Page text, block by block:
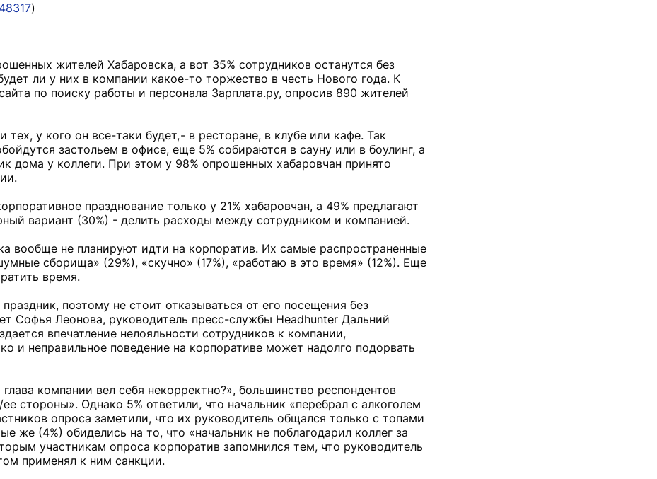
)
жителей Хабаровска, а вот 35% сотрудников останутся без
ли у них в компании какое-то торжество в честь Нового года. К
по поиску работы и персонала Зарплата.ру, опросив 890 жителей
у кого он все-таки будет, - в ресторане, в клубе или кафе. Так
застольем в офисе, еще 5% собираются в сауну или в боулинг, а
дома у коллеги. При этом у 98% опрошенных хабаровчан принято
празднование только у 21% хабаровчан, а 49% предлагают
вариант (30%) - делить расходы между сотрудником и компанией.
вообще не планируют идти на корпоратив. Их самые распространенные
сборища» (29%), «скучно» (17%), «работаю в это время» (12%). Еще
время.
поэтому не стоит отказываться от его посещения без
Софья Леонова, руководитель пресс-службы Headhunter Дальний
впечатление нелояльности сотрудников к компании,
и неправильное поведение на корпоративе может надолго подорвать
компании вел себя некорректно?», большинство респондентов
стороны». Однако 5% ответили, что начальник «перебрал с алкоголем
опроса заметили, что их руководитель общался только с топами
же (4%) обиделись на то, что «начальник не поблагодарил коллег за
участникам опроса корпоратив запомнился тем, что руководитель
применял к ним санкции.